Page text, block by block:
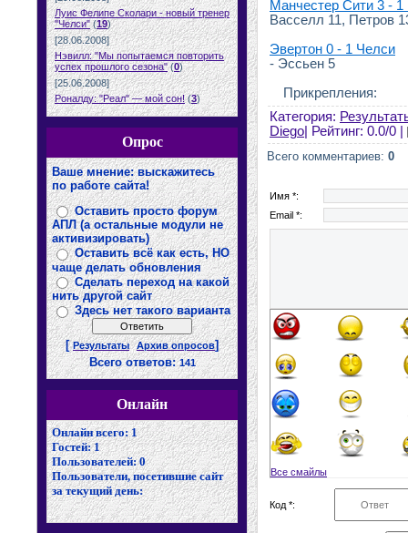
Луис Фелипе Сколари - новый тренер
"Челси" (19)
[28.06.2008]
Нэвилл: "Мы попытаемся повторить
успех прошлого сезона" (0)
[25.06.2008]
Роналду: "Реал" — мой сон! (3)
Опрос
Ваше мнение: выскажитесь
по работе сайта!
Оставить просто форум
АПЛ (а остальные модули не
активизировать)
Оставить всё как есть, НО
чаще делать обновления
Сделать переход на какой
нить другой сайт
Здесь нет такого варианта
[Результаты Архив опросов]
Всего ответов: 141
Онлайн
Онлайн всего:1
Гостей:1
Пользователей:0
Пользователи, посетившие сайт
за текущий день:
Манчестер Сити 3 - 1
Васселл 11, Петров
Эвертон 0 - 1 Челси
- Эссьен 5
Прикрепления:
Категория:
Diego | Рейтинг: 0.0/0 |
Всего комментариев: 0
Имя *:
Email *:
Все смайлы
Код *: